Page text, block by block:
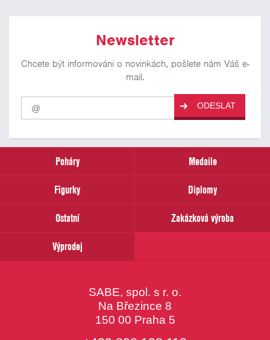
Newsletter
Chcete být informováni o novinkách, pošlete nám Váš e-
mail.
Pro
odběr
našich
email
ODESLAT
Poháry
Medaile
Figurky
Diplomy
Ostatní
Zakázková výroba
Výprodej
SABE, spol. s r. o.
Na Březince 8
150 00 Praha 5